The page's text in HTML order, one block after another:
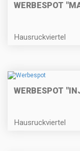
WERBESPOT
Hausruckviertel
WERBESPOT
Hausruckviertel